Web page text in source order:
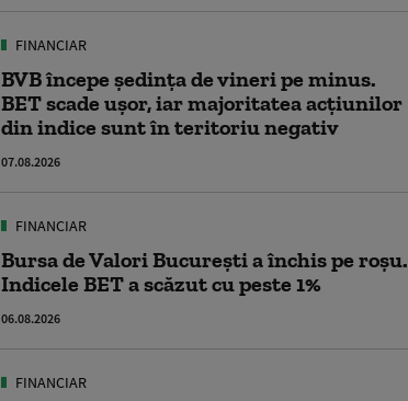
FINANCIAR
BVB începe ședința de vineri pe minus.
BET scade ușor, iar majoritatea acțiunilor
din indice sunt în teritoriu negativ
07.08.2026
FINANCIAR
Bursa de Valori București a închis pe roșu.
Indicele BET a scăzut cu peste 1%
06.08.2026
FINANCIAR